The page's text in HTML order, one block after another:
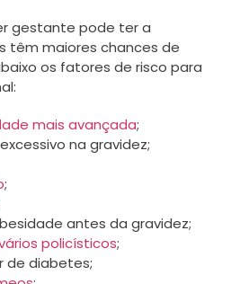
gestante pode ter a
têm maiores chances de
os fatores de risco para
mais avançada;
na gravidez;
;
antes da gravidez;
policísticos;
de diabetes;